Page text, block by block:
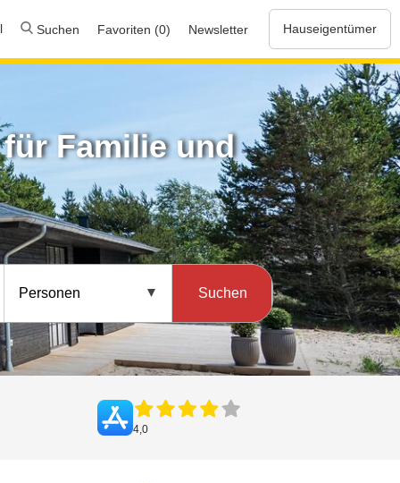
Suchen Favoriten (0) Newsletter Hauseigentümer
Familie und
Personen Suchen
4,0